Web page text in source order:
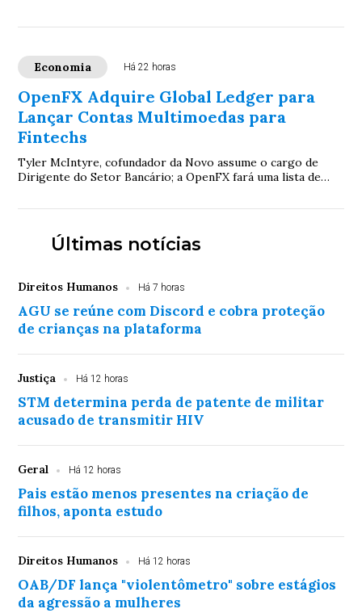
Economia Há 22 horas
OpenFX Adquire Global Ledger para
Lançar Contas Multimoedas para
Fintechs
Tyler McIntyre, cofundador da Novo assume o cargo de
Dirigente do Setor Bancário; a OpenFX fará uma lista de
Últimas notícias
Direitos Humanos Há 7 horas
AGU se reúne com Discord e cobra proteção
de crianças na plataforma
Justiça Há 12 horas
STM determina perda de patente de militar
acusado de transmitir HIV
Geral Há 12 horas
Pais estão menos presentes na criação de
filhos, aponta estudo
Direitos Humanos Há 12 horas
OAB/DF lança "violentômetro" sobre estágios
da agressão a mulheres